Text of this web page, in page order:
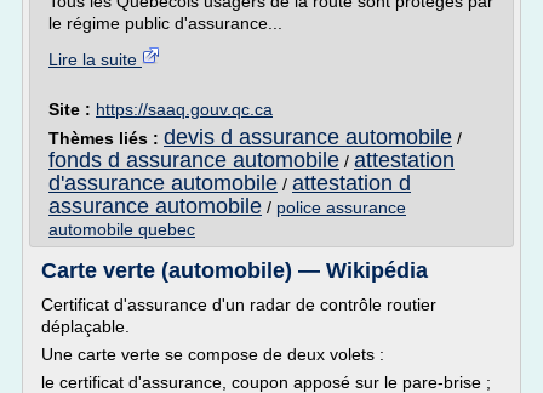
le régime public d'assurance...
Lire la suite
Site : https://saaq.gouv.qc.ca
Thèmes liés : devis d assurance automobile /
fonds d assurance automobile / attestation
d'assurance automobile / attestation d
assurance automobile / police assurance
automobile quebec
Carte verte (automobile) — Wikipédia
Certificat d'assurance d'un radar de contrôle routier
déplaçable.
Une carte verte se compose de deux volets :
le certificat d'assurance, coupon apposé sur le pare-brise ;